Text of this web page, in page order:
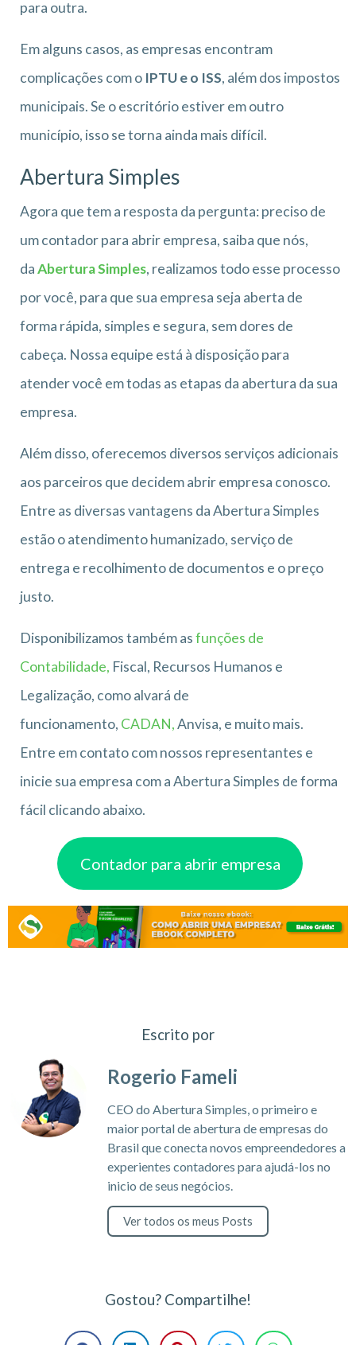
para outra.
Em alguns casos, as empresas encontram
complicações com o IPTU e o ISS, além dos impostos
municipais. Se o escritório estiver em outro
município, isso se torna ainda mais difícil.
Abertura Simples
Agora que tem a resposta da pergunta: preciso de
um contador para abrir empresa, saiba que nós,
daAbertura Simples, realizamos todo esse processo
por você, para que sua empresa seja aberta de
forma rápida, simples e segura, sem dores de
cabeça. Nossa equipe está à disposição para
atender você em todas as etapas da abertura da sua
empresa.
Além disso, oferecemos diversos serviços adicionais
aos parceiros que decidem abrir empresa conosco.
Entre as diversas vantagens da Abertura Simples
estão o atendimento humanizado, serviço de
entrega e recolhimento de documentos e o preço
justo.
Disponibilizamos também asfunções de
Contabilidade, Fiscal, Recursos Humanos e
Legalização, como alvará de
funcionamento, CADAN,Anvisa, e muito mais.
Entre em contato com nossos representantes e
inicie sua empresa com a Abertura Simples de forma
fácil clicando abaixo.
Contador para abrir empresa
Escrito por
Rogerio Fameli
CEO do Abertura Simples, o primeiro e
maior portal de abertura de empresas do
Brasil que conecta novos empreendedores a
experientes contadores para ajudá-los no
inicio de seus negócios.
Ver todos os meus Posts
Gostou? Compartilhe!